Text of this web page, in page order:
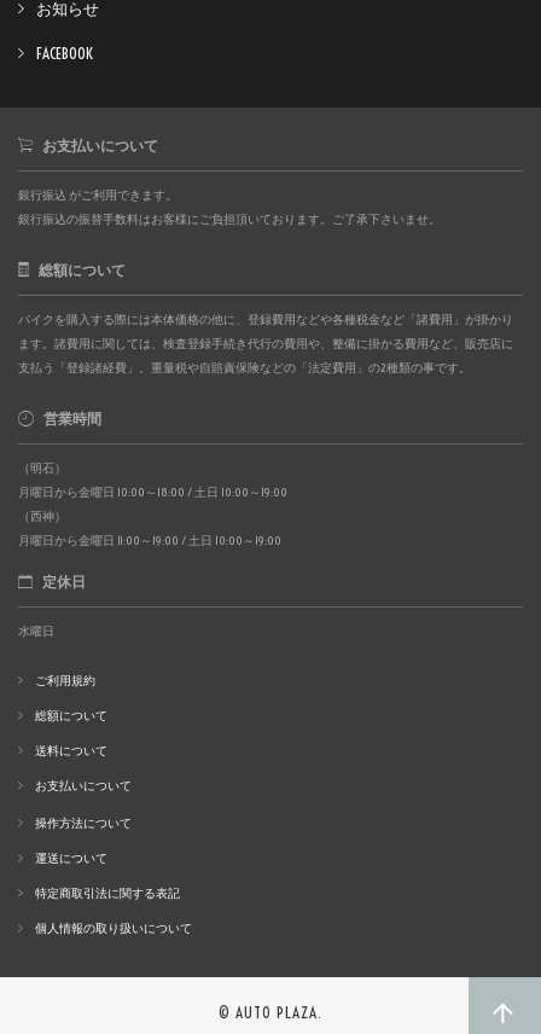
お知らせ
FACEBOOK
お支払いについて
銀行振込 がご利用できます。
銀行振込の振替手数料はお客様にご負担頂いております。ご了承下さいませ。
総額について
バイクを購入する際には本体価格の他に、登録費用などや各種税金など「諸費用」が掛かり
ます。諸費用に関しては、検査登録手続き代行の費用や、整備に掛かる費用など、販売店に
支払う「登録諸経費」。重量税や自賠責保険などの「法定費用」の2種類の事です。
営業時間
（明石）
月曜日から金曜日 10:00～18:00 / 土日 10:00～19:00
（西神）
月曜日から金曜日 11:00～19:00 / 土日 10:00～19:00
定休日
水曜日
ご利用規約
総額について
送料について
お支払いについて
操作方法について
運送について
特定商取引法に関する表記
個人情報の取り扱いについて
© AUTO PLAZA.